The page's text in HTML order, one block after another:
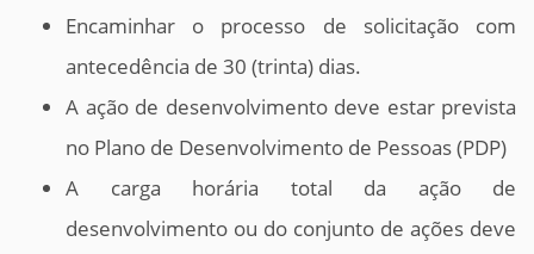
Encaminhar o processo de solicitação com
antecedência de 30 (trinta) dias.
A ação de desenvolvimento deve estar prevista
no Plano de Desenvolvimento de Pessoas (PDP)
A carga horária total da ação de
desenvolvimento ou do conjunto de ações deve